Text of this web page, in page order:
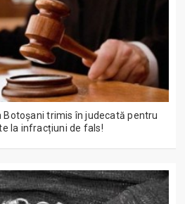
trimis în judecată pentru
la infracțiuni de fals!